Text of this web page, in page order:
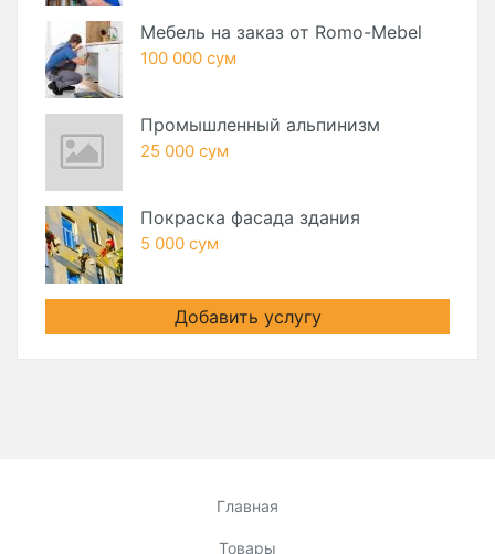
Мебель на заказ от Romo-Mebel
100 000 сум
Промышленный альпинизм
25 000 сум
Покраска фасада здания
5 000 сум
Добавить услугу
Главная
Товары